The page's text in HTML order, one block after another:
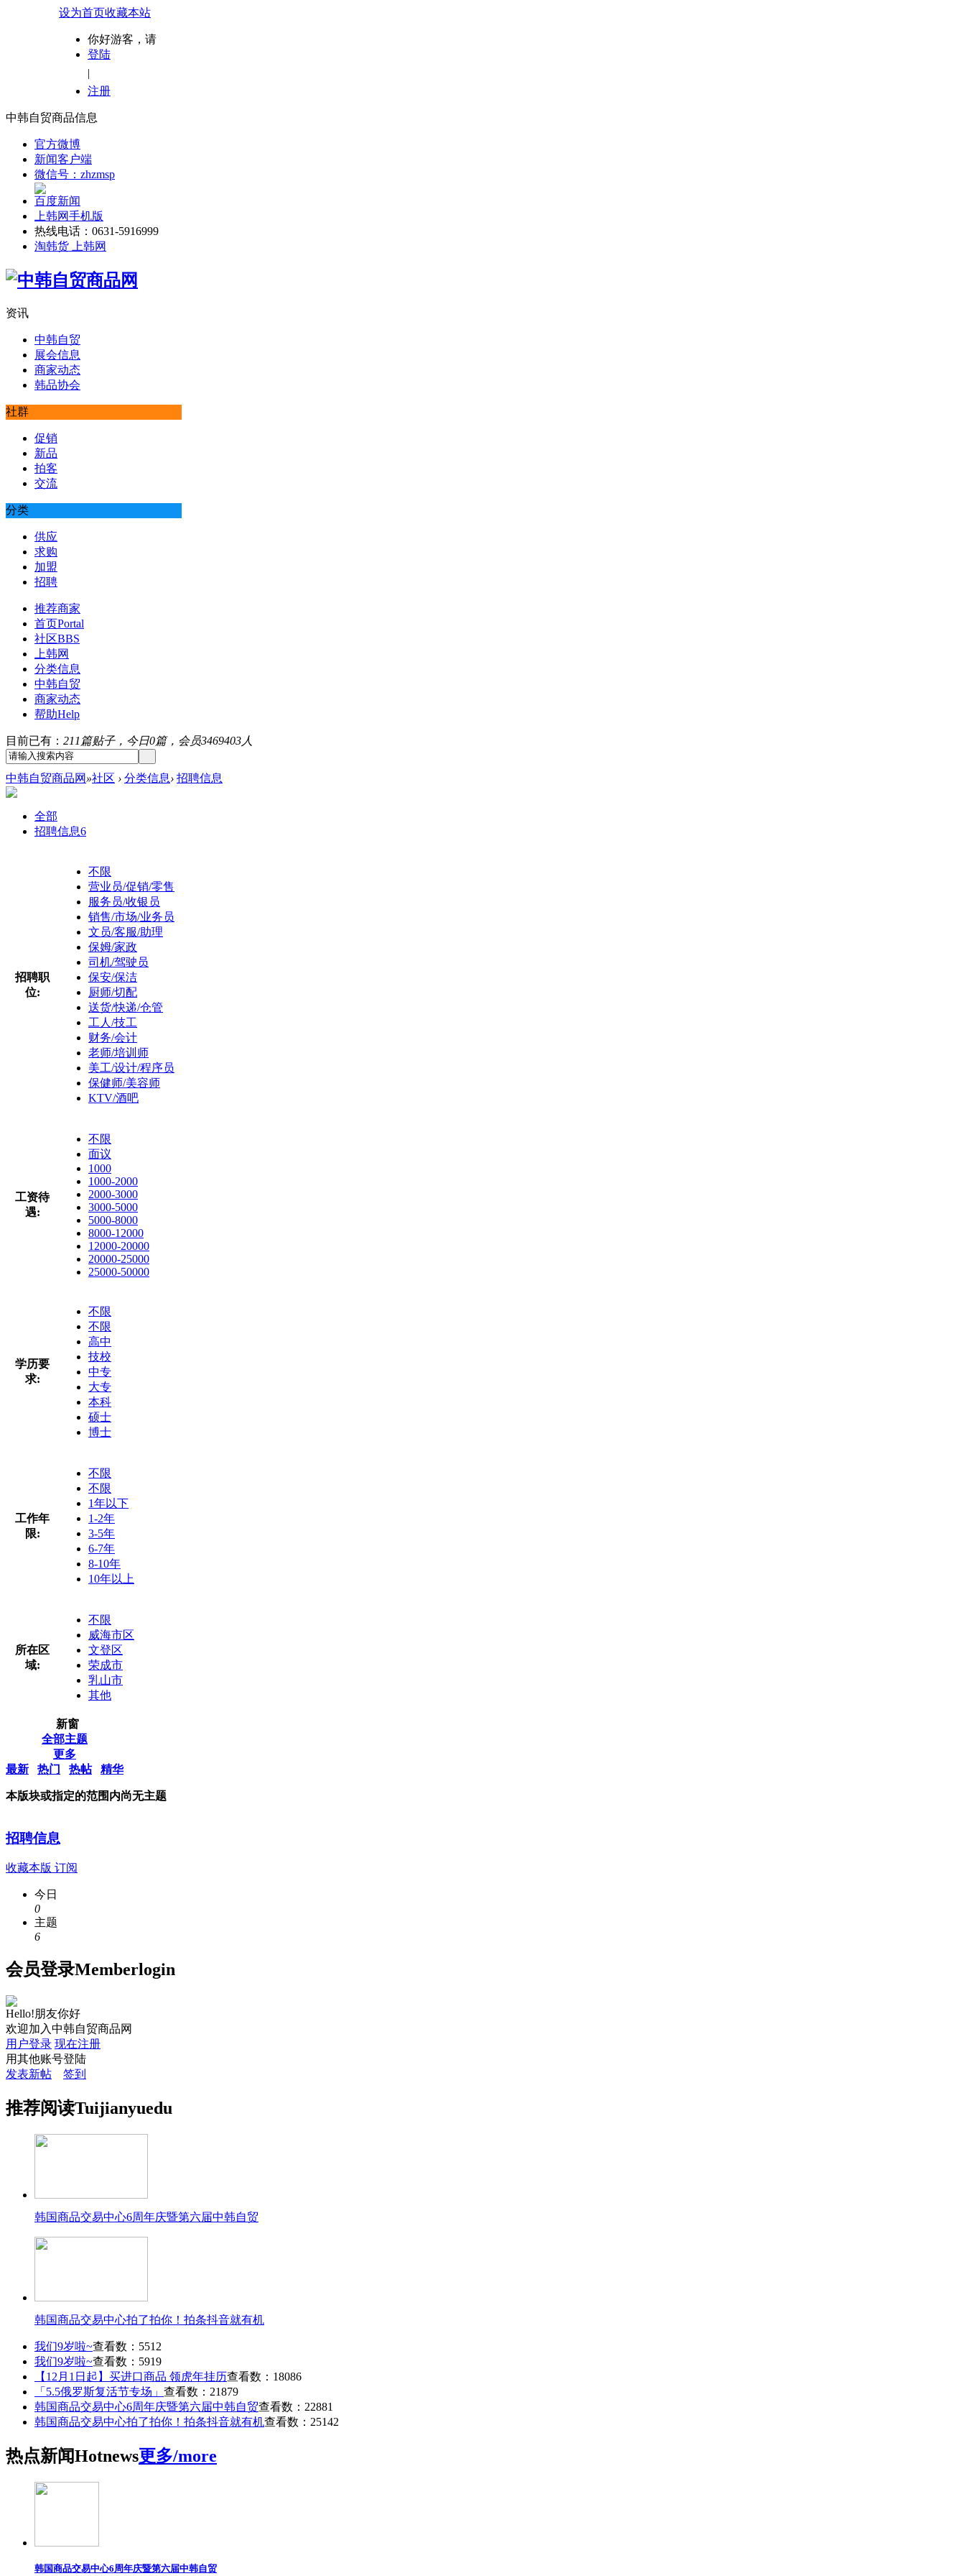
设为首页收藏本站
你好游客，请
登陆
|
注册
中韩自贸商品信息
官方微博
新闻客户端
微信号：zhzmsp
百度新闻
上韩网手机版
热线电话：0631-5916999
淘韩货 上韩网
资讯
中韩自贸
展会信息
商家动态
韩品协会
社群
促销
新品
拍客
交流
分类
供应
求购
加盟
招聘
推荐商家
首页Portal
社区BBS
上韩网
分类信息
中韩自贸
商家动态
帮助Help
目前已有： 211篇贴子，今日0篇，会员3469403人
中韩自贸商品网 »社区 › 分类信息› 招聘信息
全部
招聘信息6
招聘职
位:
不限
营业员/促销/零售
服务员/收银员
销售/市场/业务员
文员/客服/助理
保姆/家政
司机/驾驶员
保安/保洁
厨师/切配
送货/快递/仓管
工人/技工
财务/会计
老师/培训师
美工/设计/程序员
保健师/美容师
KTV/酒吧
工资待
遇:
不限
面议
1000
1000-2000
2000-3000
3000-5000
5000-8000
8000-12000
12000-20000
20000-25000
25000-50000
学历要
求:
不限
不限
高中
技校
中专
大专
本科
硕士
博士
工作年
限:
不限
不限
1年以下
1-2年
3-5年
6-7年
8-10年
10年以上
所在区
域:
不限
威海市区
文登区
荣成市
乳山市
其他
新窗
全部主题
更多
最新
热门 热帖 精华
本版块或指定的范围内尚无主题
招聘信息
收藏本版 订阅
今日
0
主题
6
会员登录Memberlogin
Hello!朋友你好
欢迎加入中韩自贸商品网
用户登录 现在注册
用其他账号登陆
发表新帖
签到
推荐阅读Tuijianyuedu
韩国商品交易中心6周年庆暨第六届中韩自贸
韩国商品交易中心拍了拍你！拍条抖音就有机
我们9岁啦~查看数：5512
我们9岁啦~查看数：5919
【12月1日起】买进口商品 领虎年挂历查看数：18086
「5.5俄罗斯复活节专场」 查看数：21879
韩国商品交易中心6周年庆暨第六届中韩自贸查看数：22881
韩国商品交易中心拍了拍你！拍条抖音就有机查看数：25142
热点新闻Hotnews更多/more
韩国商品交易中心6周年庆暨第六届中韩自贸